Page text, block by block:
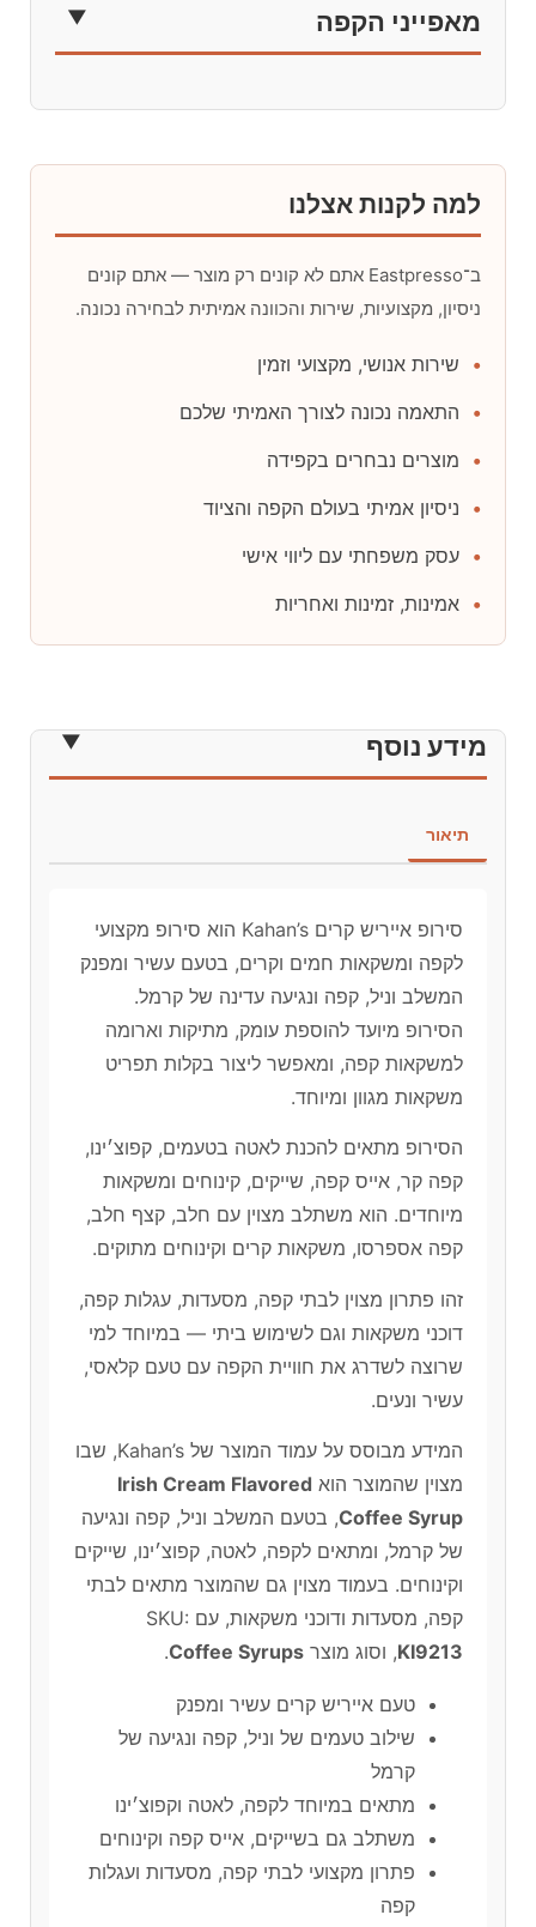
מאפייני הקפה
למה לקנות אצלנו
ב־Eastpresso אתם לא קונים רק מוצר — אתם קונים
ניסיון, מקצועיות, שירות והכוונה אמיתית לבחירה נכונה.
שירות אנושי, מקצועי וזמין
התאמה נכונה לצורך האמיתי שלכם
מוצרים נבחרים בקפידה
ניסיון אמיתי בעולם הקפה והציוד
עסק משפחתי עם ליווי אישי
אמינות, זמינות ואחריות
מידע נוסף
תיאור
סירופ אייריש קרים Kahan’s הוא סירופ מקצועי
לקפה ומשקאות חמים וקרים, בטעם עשיר ומפנק
המשלב וניל, קפה ונגיעה עדינה של קרמל.
הסירופ מיועד להוספת עומק, מתיקות וארומה
למשקאות קפה, ומאפשר ליצור בקלות תפריט
משקאות מגוון ומיוחד.
הסירופ מתאים להכנת לאטה בטעמים, קפוצ׳ינו,
קפה קר, אייס קפה, שייקים, קינוחים ומשקאות
מיוחדים. הוא משתלב מצוין עם חלב, קצף חלב,
קפה אספרסו, משקאות קרים וקינוחים מתוקים.
זהו פתרון מצוין לבתי קפה, מסעדות, עגלות קפה,
דוכני משקאות וגם לשימוש ביתי — במיוחד למי
שרוצה לשדרג את חוויית הקפה עם טעם קלאסי,
עשיר ונעים.
המידע מבוסס על עמוד המוצר של Kahan’s, שבו
מצוין שהמוצר הוא Irish Cream Flavored
Coffee Syrup, בטעם המשלב וניל, קפה ונגיעה
של קרמל, ומתאים לקפה, לאטה, קפוצ׳ינו, שייקים
וקינוחים. בעמוד מצוין גם שהמוצר מתאים לבתי
קפה, מסעדות ודוכני משקאות, עם SKU:
KI9213, וסוג מוצר Coffee Syrups
.
טעם אייריש קרים עשיר ומפנק
שילוב טעמים של וניל, קפה ונגיעה של
קרמל
מתאים במיוחד לקפה, לאטה וקפוצ׳ינו
משתלב גם בשייקים, אייס קפה וקינוחים
פתרון מקצועי לבתי קפה, מסעדות ועגלות
קפה